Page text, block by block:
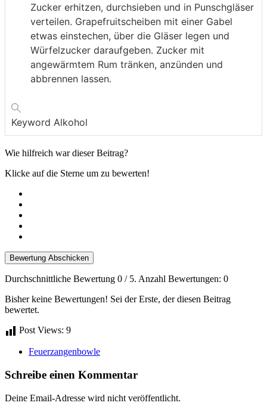
Zucker erhitzen, durchsieben und in Punschgläser
verteilen. Grapefruitscheiben mit einer Gabel
etwas einstechen, über die Gläser legen und
Würfelzucker daraufgeben. Zucker mit
angewärmtem Rum tränken, anzünden und
abbrennen lassen.
Keyword Alkohol
Wie hilfreich war dieser Beitrag?
Klicke auf die Sterne um zu bewerten!
Bewertung Abschicken
Durchschnittliche Bewertung 0 / 5. Anzahl Bewertungen: 0
Bisher keine Bewertungen! Sei der Erste, der diesen Beitrag
bewertet.
Post Views: 9
Feuerzangenbowle
Schreibe einen Kommentar
Deine Email-Adresse wird nicht veröffentlicht.